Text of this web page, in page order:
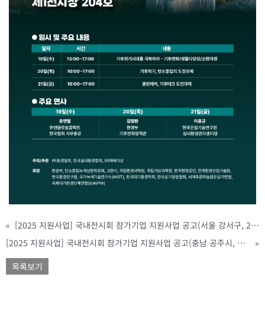
«
[2025 지원사업] 국내전시회 참가기업 지원사업 공고(서울 강서구, 2/3(월) ~ 2/21(금) 까지)
[2025 지원사업] 국내전시회 참가기업 지원사업 공고(충남 공주시, 예산 소진 시 까지)
»
목록보기